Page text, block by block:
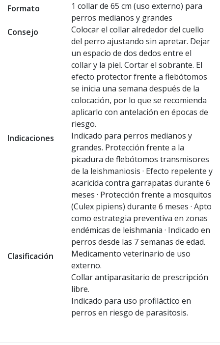
Formato
1 collar de 65 cm (uso externo) para
perros medianos y grandes
Consejo
Colocar el collar alrededor del cuello
del perro ajustando sin apretar. Dejar
un espacio de dos dedos entre el
collar y la piel. Cortar el sobrante. El
efecto protector frente a flebótomos
se inicia una semana después de la
colocación, por lo que se recomienda
aplicarlo con antelación en épocas de
riesgo.
Indicaciones
Indicado para perros medianos y
grandes. Protección frente a la
picadura de flebótomos transmisores
de la leishmaniosis · Efecto repelente y
acaricida contra garrapatas durante 6
meses · Protección frente a mosquitos
(Culex pipiens) durante 6 meses · Apto
como estrategia preventiva en zonas
endémicas de leishmania · Indicado en
perros desde las 7 semanas de edad.
Clasificación
Medicamento veterinario de uso
externo.
Collar antiparasitario de prescripción
libre.
Indicado para uso profiláctico en
perros en riesgo de parasitosis.